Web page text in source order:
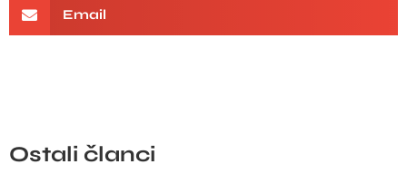
Email
Ostali članci